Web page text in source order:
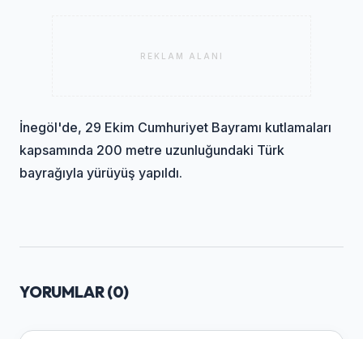
REKLAM ALANI
İnegöl'de, 29 Ekim Cumhuriyet Bayramı kutlamaları
kapsamında 200 metre uzunluğundaki Türk
bayrağıyla yürüyüş yapıldı.
YORUMLAR (0)